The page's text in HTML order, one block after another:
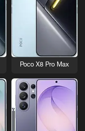
Poco X8 Pro Max